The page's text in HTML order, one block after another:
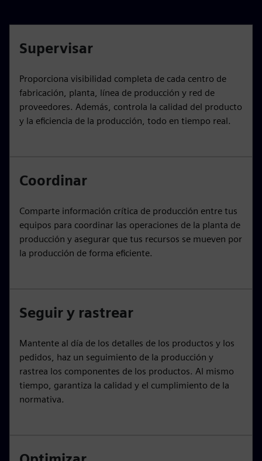
Supervisar
Proporciona visibilidad completa de cada centro de
fabricación, planta, línea de producción y red de
proveedores. Además, controla la calidad del producto
y la eficiencia de la producción, todo en tiempo real.
Coordinar
Comparte información crítica de producción entre tus
equipos para coordinar las operaciones de la planta de
producción y asegurar que tus recursos se mueven por
la producción de forma eficiente.
Seguir y rastrear
Mantente al día de los detalles de los productos y los
pedidos, haz un seguimiento de la producción y
rastrea los componentes de los productos. Al mismo
tiempo, garantiza la calidad y el cumplimiento de la
normativa.